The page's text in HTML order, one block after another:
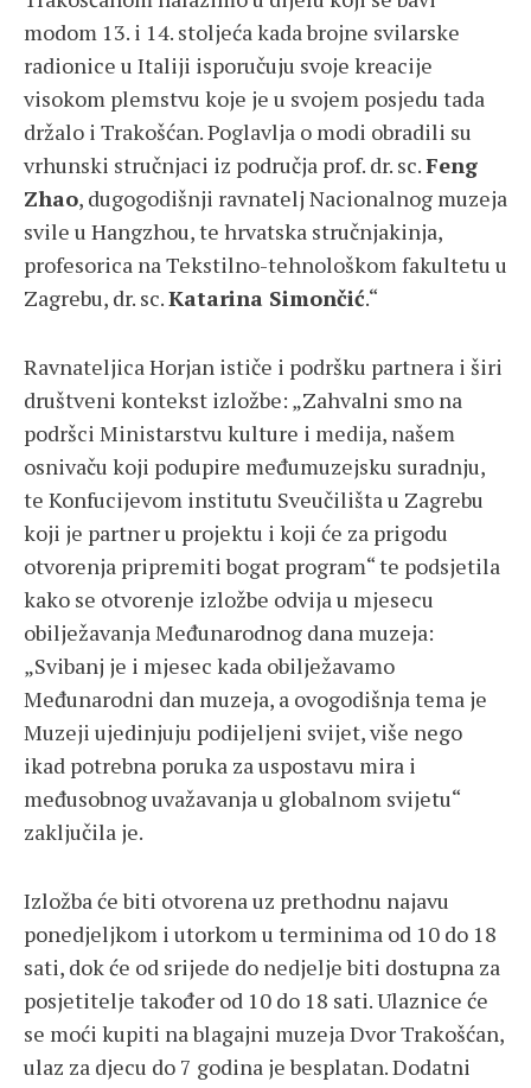
modom 13. i 14. stoljeća kada brojne svilarske
radionice u Italiji isporučuju svoje kreacije
visokom plemstvu koje je u svojem posjedu tada
držalo i Trakošćan. Poglavlja o modi obradili su
vrhunski stručnjaci iz područja prof. dr. sc.Feng
Zhao, dugogodišnji ravnatelj Nacionalnog muzeja
svile u Hangzhou, te hrvatska stručnjakinja,
profesorica na Tekstilno-tehnološkom fakultetu u
Zagrebu, dr. sc.Katarina Simončić.“
Ravnateljica Horjan ističe i podršku partnera i širi
društveni kontekst izložbe: „Zahvalni smo na
podršci Ministarstvu kulture i medija, našem
osnivaču koji podupire međumuzejsku suradnju,
te Konfucijevom institutu Sveučilišta u Zagrebu
koji je partner u projektu i koji će za prigodu
otvorenja pripremiti bogat program“ te podsjetila
kako se otvorenje izložbe odvija u mjesecu
obilježavanja Međunarodnog dana muzeja:
„Svibanj je i mjesec kada obilježavamo
Međunarodni dan muzeja, a ovogodišnja tema je
Muzeji ujedinjuju podijeljeni svijet, više nego
ikad potrebna poruka za uspostavu mira i
međusobnog uvažavanja u globalnom svijetu“
zaključila je.
Izložba će biti otvorena uz prethodnu najavu
ponedjeljkom i utorkom u terminima od 10 do 18
sati, dok će od srijede do nedjelje biti dostupna za
posjetitelje također od 10 do 18 sati. Ulaznice će
se moći kupiti na blagajni muzeja Dvor Trakošćan,
ulaz za djecu do 7 godina je besplatan. Dodatni